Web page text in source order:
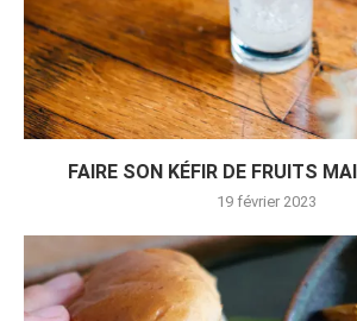
FAIRE SON KÉFIR DE FRUITS
19 février 2023